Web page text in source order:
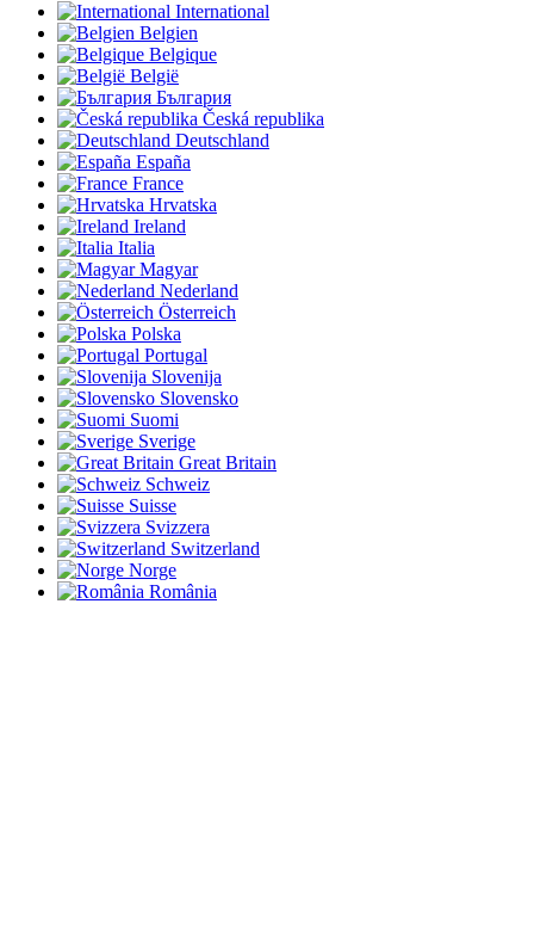
International
Belgien
Belgique
België
България
Česká republika
Deutschland
España
France
Hrvatska
Ireland
Italia
Magyar
Nederland
Österreich
Polska
Portugal
Slovenija
Slovensko
Suomi
Sverige
Great Britain
Schweiz
Suisse
Svizzera
Switzerland
Norge
România